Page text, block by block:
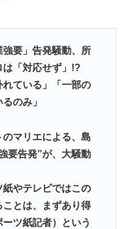
酷かったな。微罪で逃亡
ないって常識も知らんし
よ本格的に壊れるwww
画あるんか？
ンの大同盟成立で、中東
授が辞任 論文盗作疑惑に
反撃
女性の体内に自分の体液
によっては不同意性交罪
要」告発騒動、所
は「対応せず」!?
れている」「一部の
のみ」
マリエによる、島
要告発”が、大騒動
紙やテレビではこの
とは、まずあり得
ツ紙記者）という